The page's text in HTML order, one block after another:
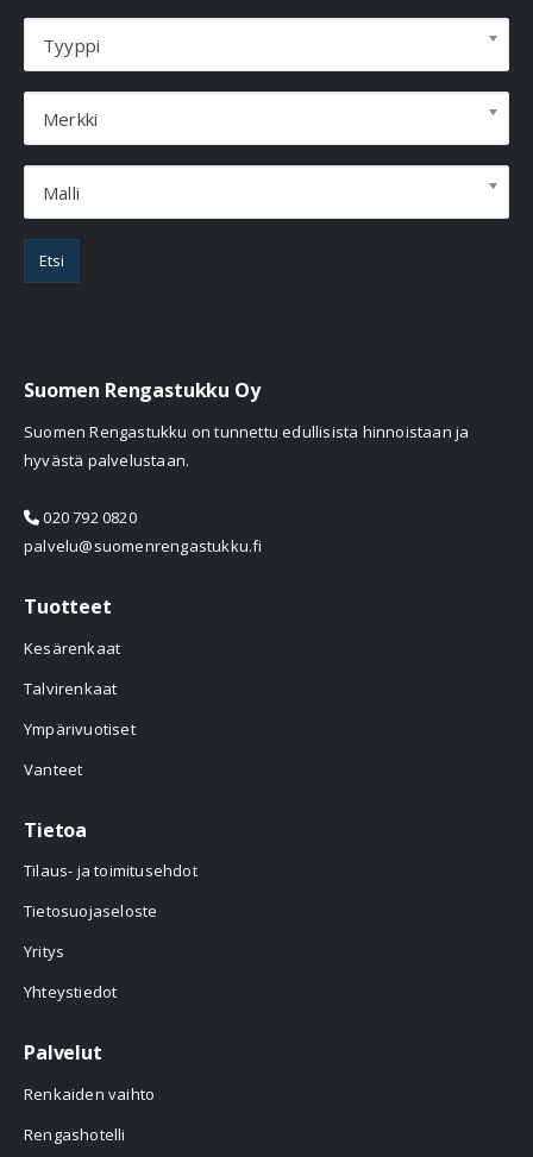
Tyyppi
Merkki
Malli
Etsi
Suomen Rengastukku Oy
Suomen Rengastukku on tunnettu edullisista hinnoistaan ja
hyvästä palvelustaan.
020 792 0820
palvelu@suomenrengastukku.fi
Tuotteet
Kesärenkaat
Talvirenkaat
Ympärivuotiset
Vanteet
Tietoa
Tilaus- ja toimitusehdot
Tietosuojaseloste
Yritys
Yhteystiedot
Palvelut
Renkaiden vaihto
Rengashotelli